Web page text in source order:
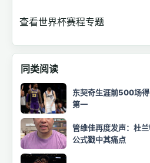
查看世界杯赛程专题
同类阅读
东契奇生涯前500场
第一
管维佳再度发声：杜
公式戳中其痛点